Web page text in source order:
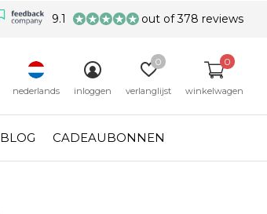
BLOG CADEAUBONNEN
nederlands inloggen verlanglijst
0
winkelwagen
0
9.1 out of 378 reviews